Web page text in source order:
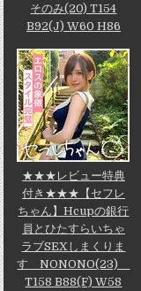
そのみ(20) T154
B92(J) W60 H86
★★★レビュー特典
付き★★★【セフレ
ちゃん】Hcupの銀行
員とひたすらいちゃ
ラブSEXしまくりま
す NONONO(23)
T158 B88(F) W58